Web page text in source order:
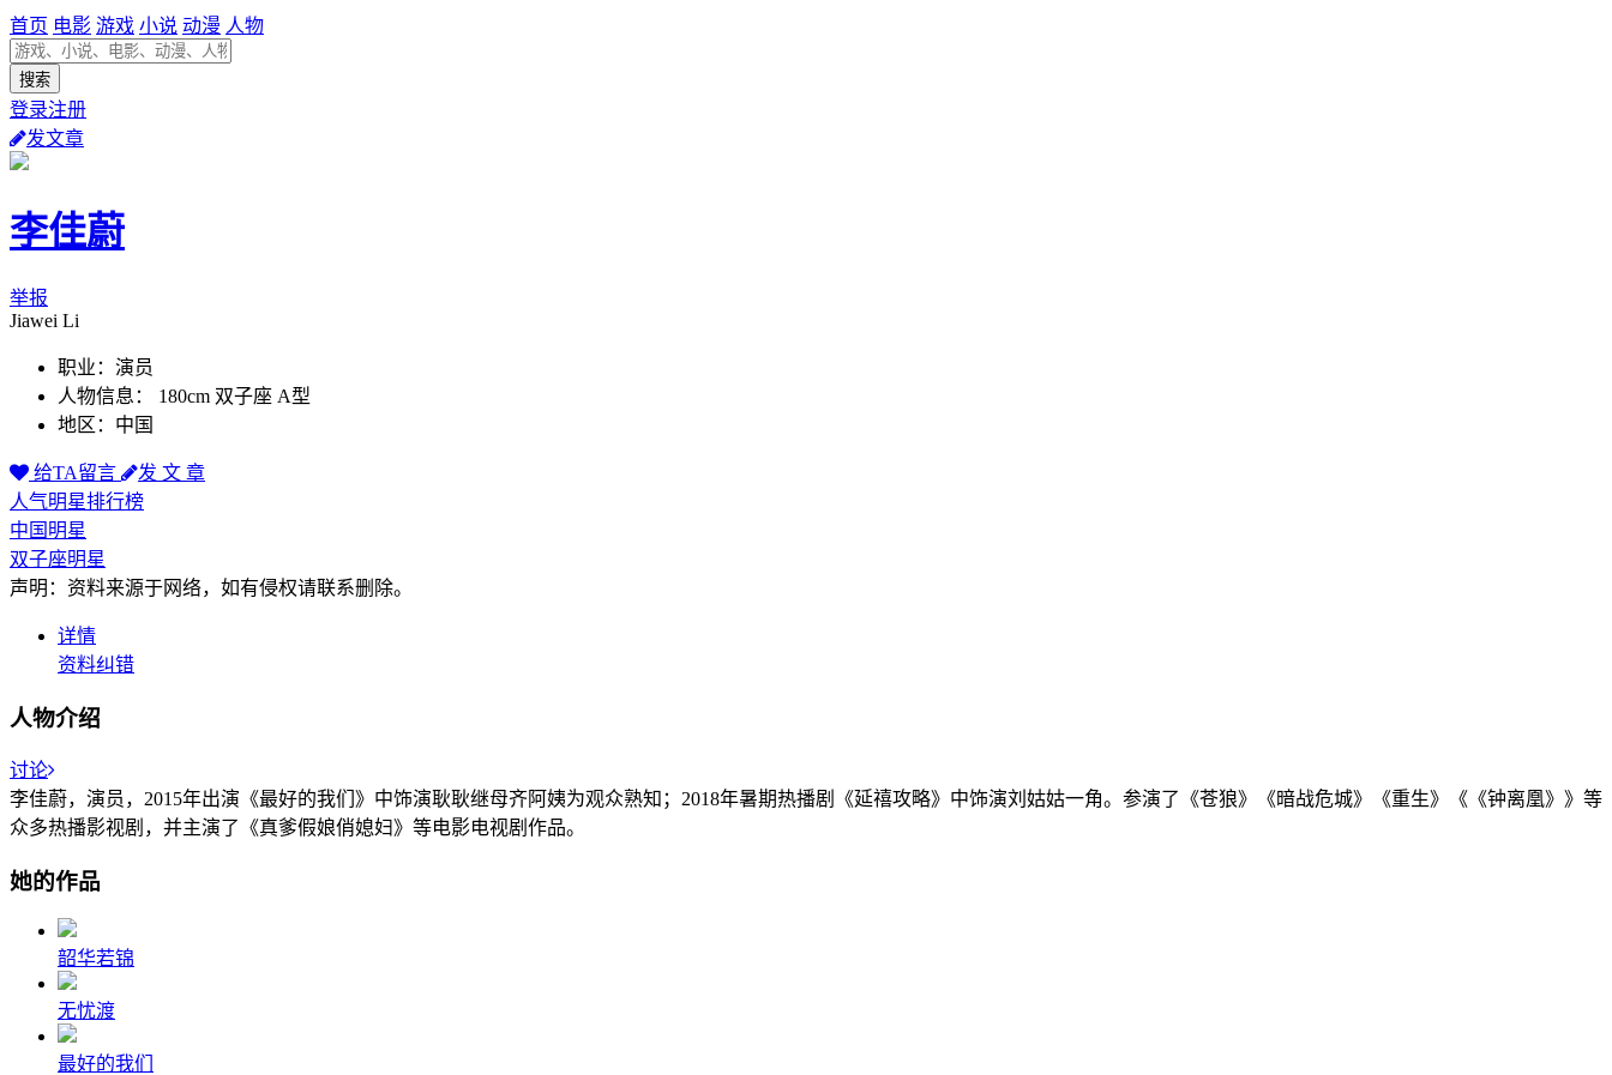
首页 电影 游戏 小说 动漫 人物
登录注册
发文章
李佳蔚
举报
Jiawei Li
职业：演员
人物信息： 180cm 双子座 A型
地区：中国
给TA留言
发 文 章
人气明星排行榜
中国明星
双子座明星
声明：资料来源于网络，如有侵权请联系删除。
详情
资料纠错
人物介绍
讨论
李佳蔚，演员，2015年出演《最好的我们》中饰演耿耿继母齐阿姨为观众熟知；2018年暑期热播剧《延禧攻略》中饰演刘姑姑一角。参演了《苍狼》《暗战危城》《重生》《《钟离凰》》等
众多热播影视剧，并主演了《真爹假娘俏媳妇》等电影电视剧作品。
她的作品
韶华若锦
无忧渡
最好的我们